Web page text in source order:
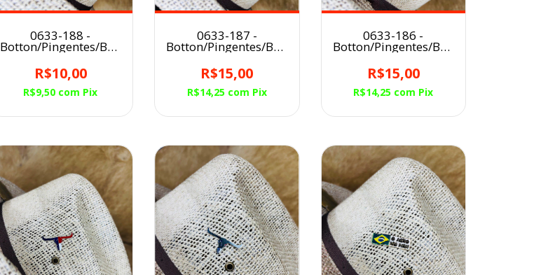
0633-188 -
Botton/Pingentes/Broche
para Chapéu
TAMBOR
R$10,00
R$9,50 com Pix
0633-187 -
Botton/Pingentes/Broche
para Chapéu
MONSTER
VERMELHO
R$15,00
R$14,25 com Pix
0633-186 -
Botton/Pingentes/Broche
para Chapéu
MONSTER ROSA
R$15,00
R$14,25 com Pix